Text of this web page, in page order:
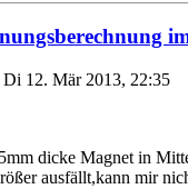
Di 12. Mär 2013, 22:35
dicke Magnet in
ausfällt,kann mir